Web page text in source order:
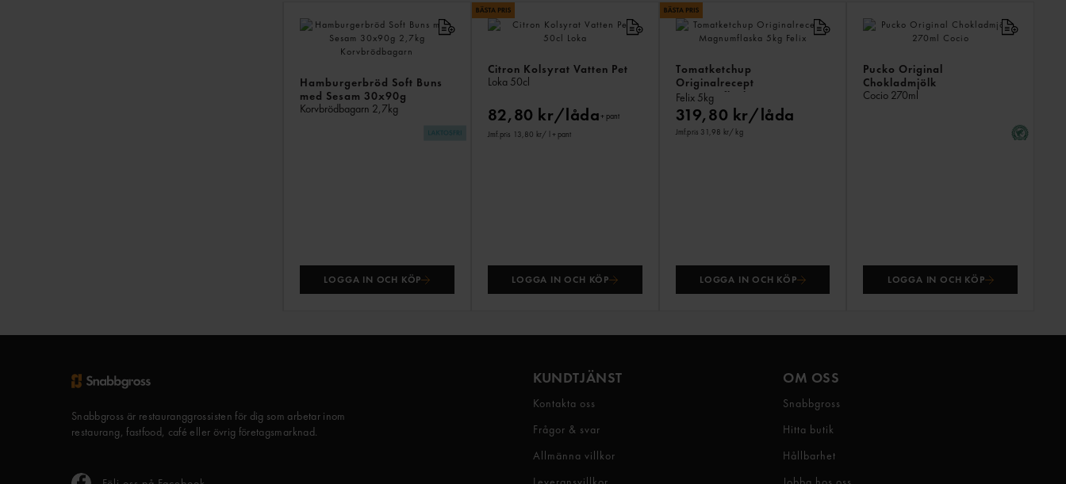
Hamburgerbröd Soft Buns
med Sesam 30x90g
Korvbrödbagarn 2,7kg
LOGGA IN OCH KÖP
Citron Kolsyrat Vatten Pet
Loka 50cl
82,80 kr/låda+ pant
Jmf.pris 13,80 kr/ l + pant
LOGGA IN OCH KÖP
Tomatketchup
Originalrecept
Magnumflaska
Felix 5kg
319,80 kr/låda
Jmf.pris 31,98 kr/ kg
LOGGA IN OCH KÖP
Pucko Original
Chokladmjölk
Cocio 270ml
LOGGA IN OCH KÖP
Snabbgross är restauranggrossisten för dig som arbetar inom
restaurang, fastfood, café eller övrig företagsmarknad.
KUNDTJÄNST
Kontakta oss
Frågor & svar
Allmänna villkor
OM OSS
Snabbgross
Hitta butik
Hållbarhet